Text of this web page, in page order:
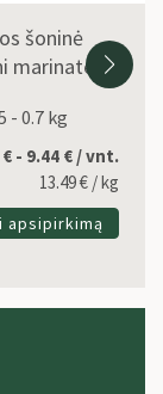
šoninė
marinate
- 0.7 kg
apsipirkimą
€ - 9.44 € / vnt.
13.49€ / kg